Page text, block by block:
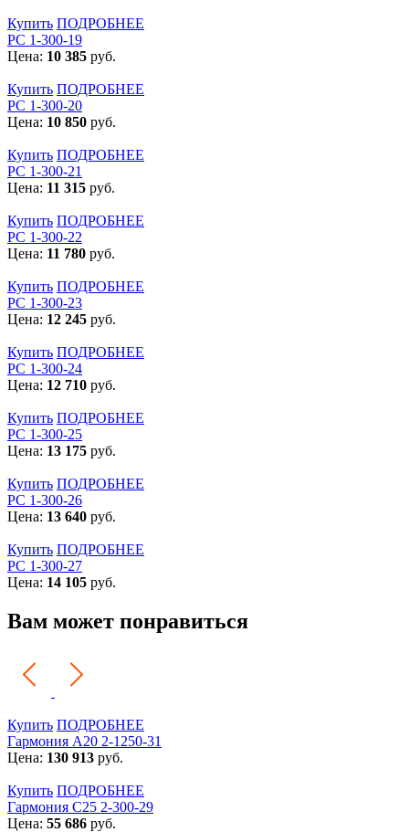
Купить ПОДРОБНЕЕ
РС 1-300-19
Цена: 10 385 руб.
Купить ПОДРОБНЕЕ
РС 1-300-20
Цена: 10 850 руб.
Купить ПОДРОБНЕЕ
РС 1-300-21
Цена: 11 315 руб.
Купить ПОДРОБНЕЕ
РС 1-300-22
Цена: 11 780 руб.
Купить ПОДРОБНЕЕ
РС 1-300-23
Цена: 12 245 руб.
Купить ПОДРОБНЕЕ
РС 1-300-24
Цена: 12 710 руб.
Купить ПОДРОБНЕЕ
РС 1-300-25
Цена: 13 175 руб.
Купить ПОДРОБНЕЕ
РС 1-300-26
Цена: 13 640 руб.
Купить ПОДРОБНЕЕ
РС 1-300-27
Цена: 14 105 руб.
Вам может понравиться
Купить ПОДРОБНЕЕ
Гармония А20 2-1250-31
Цена: 130 913 руб.
Купить ПОДРОБНЕЕ
Гармония С25 2-300-29
Цена: 55 686 руб.